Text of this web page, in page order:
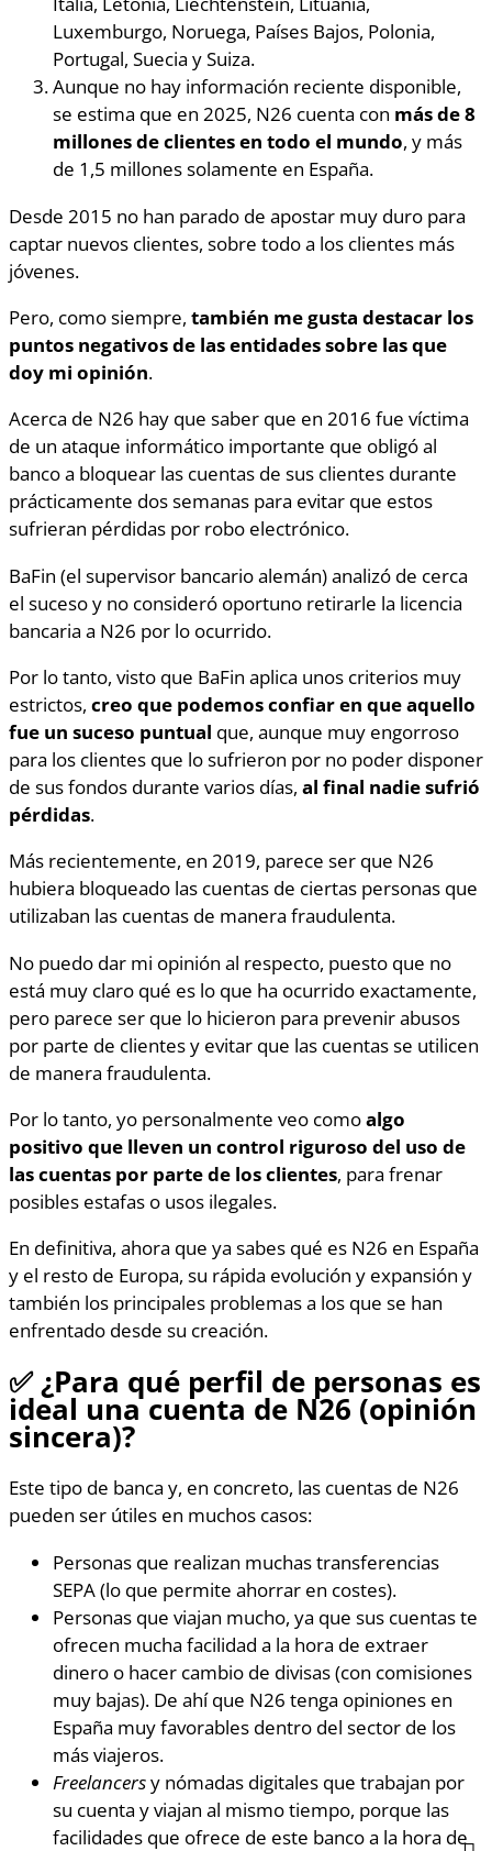
Luxemburgo, Noruega, Países Bajos, Polonia,
Portugal, Suecia y Suiza.
Aunque no hay información reciente disponible,
se estima que en 2025, N26 cuenta con más de 8
millones de clientes en todo el mundo, y más
de 1,5 millones solamente en España.
Desde 2015 no han parado de apostar muy duro para
captar nuevos clientes, sobre todo a los clientes más
jóvenes.
Pero, como siempre, también me gusta destacar los
puntos negativos de las entidades sobre las que
doy mi opinión.
Acerca de N26 hay que saber que en 2016 fue víctima
de un ataque informático importante que obligó al
banco a bloquear las cuentas de sus clientes durante
prácticamente dos semanas para evitar que estos
sufrieran pérdidas por robo electrónico.
BaFin (el supervisor bancario alemán) analizó de cerca
el suceso y no consideró oportuno retirarle la licencia
bancaria a N26 por lo ocurrido.
Por lo tanto, visto que BaFin aplica unos criterios muy
estrictos, creo que podemos confiar en que aquello
fue un suceso puntual que, aunque muy engorroso
para los clientes que lo sufrieron por no poder disponer
de sus fondos durante varios días, al final nadie sufrió
pérdidas.
Más recientemente, en 2019, parece ser que N26
hubiera bloqueado las cuentas de ciertas personas que
utilizaban las cuentas de manera fraudulenta.
No puedo dar mi opinión al respecto, puesto que no
está muy claro qué es lo que ha ocurrido exactamente,
pero parece ser que lo hicieron para prevenir abusos
por parte de clientes y evitar que las cuentas se utilicen
de manera fraudulenta.
Por lo tanto, yo personalmente veo comoalgo
positivo que lleven un control riguroso del uso de
las cuentas por parte de los clientes, para frenar
posibles estafas o usos ilegales.
En definitiva, ahora que ya sabes qué es N26 en España
y el resto de Europa, su rápida evolución y expansión y
también los principales problemas a los que se han
enfrentado desde su creación.
✅¿Para qué perfil de personas es
ideal una cuenta de N26 (opinión
sincera)?
Este tipo de banca y, en concreto, las cuentas de N26
pueden ser útiles en muchos casos:
Personas que realizan muchas transferencias
SEPA (lo que permite ahorrar en costes).
Personas que viajan mucho, ya que sus cuentas te
ofrecen mucha facilidad a la hora de extraer
dinero o hacer cambio de divisas (con comisiones
muy bajas). ​​De ahí que N26 tenga opiniones en
España muy favorables dentro del sector de los
más viajeros.
Freelancersy nómadas digitales que trabajan por
su cuenta y viajan al mismo tiempo, porque las
facilidades que ofrece de este banco a la hora de